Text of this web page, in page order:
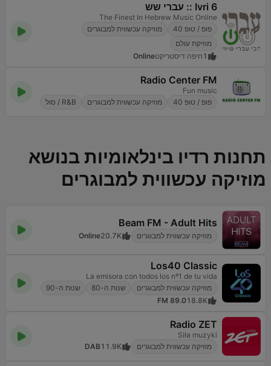
Ivri 6 :: עברי שש
The Finest In Hebrew Music Online
פופ / טופ 40
מוזיקה עכשווית למבוגרים
מוזיקת עולם
1 חיפה דיסטריקטOnline
Radio Center FM
Fun music
פופ / טופ 40
מוזיקה עכשווית למבוגרים R&B / סול
תחנות רדיו בינלאומיות בנושא
מוזיקה עכשווית למבוגרים
Beam FM - Adult Hits
מוזיקה עכשווית למבוגרים 20.7K
Online
Los40 Classic
La emisora con todos los nº1 de tu vida
מוזיקה עכשווית למבוגרים
שנות ה-80
שנות ה-90
18.8K
89.0 FM
Radio ZET
Siła muzyki
מוזיקה עכשווית למבוגרים
11.9K
DAB